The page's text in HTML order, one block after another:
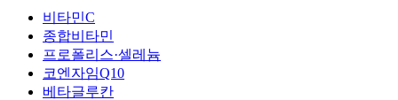
비타민C
종합비타민
프로폴리스·셀레늄
코엔자임Q10
베타글루칸